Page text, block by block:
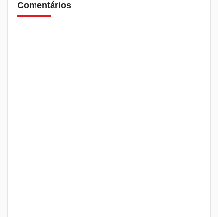
Comentários